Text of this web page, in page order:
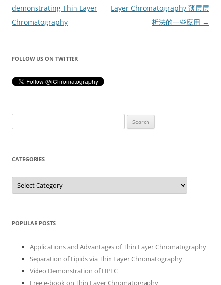
navigation
demonstrating Thin Layer
Chromatography
Layer Chromatography 薄层层
析法的一些应用 →
FOLLOW US ON TWITTER
for:
CATEGORIES
Categories
POPULAR POSTS
Applications and Advantages of Thin Layer Chromatography
Separation of Lipids via Thin Layer Chromatography
Video Demonstration of HPLC
Free e-book on Thin Layer Chromatography